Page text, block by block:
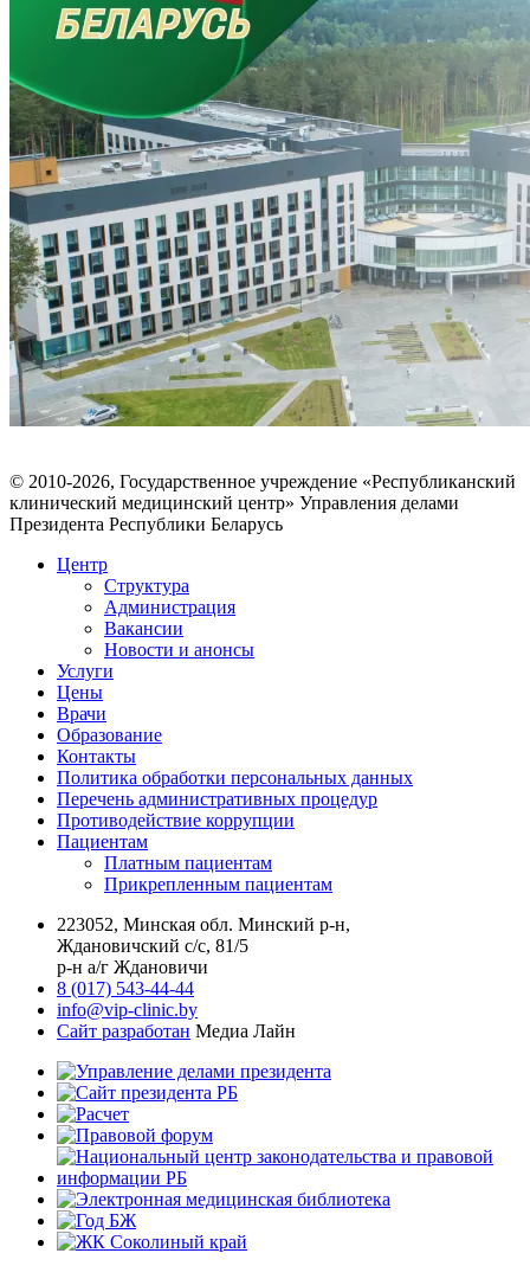
© 2010-2026, Государственное учреждение «Республиканский
клинический медицинский центр» Управления делами
Президента Республики Беларусь
Центр
Структура
Администрация
Вакансии
Новости и анонсы
Услуги
Цены
Врачи
Образование
Контакты
Политика обработки персональных данных
Перечень административных процедур
Противодействие коррупции
Пациентам
Платным пациентам
Прикрепленным пациентам
223052, Минская обл. Минский р-н,
Ждановичский с/с, 81/5
р-н а/г Ждановичи
8 (017) 543-44-44
info@vip-clinic.by
Сайт разработан Медиа Лайн